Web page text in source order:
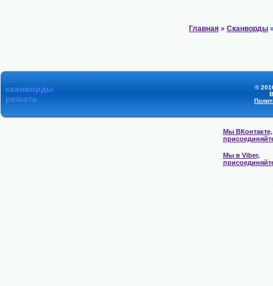
Главная » Сканворды
сканворды
решать
©
Мы ВКонтакте,
Мы в Viber,